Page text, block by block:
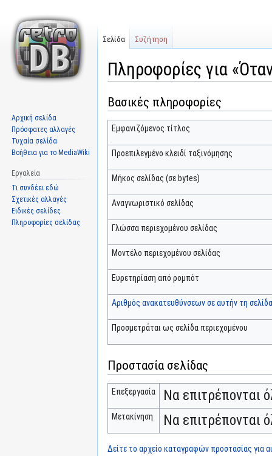
Πληροφορίες για
Μετάβαση
στην
πλοήγηση
Πήδηση
στην
αναζήτηση
Βασικές πληροφορίες
Εμφανιζόμενος τίτλος
Προεπιλεγμένο κλειδί ταξινόμησης
Μήκος σελίδας (σε bytes)
Αναγνωριστικό σελίδας
Γλώσσα περιεχομένου σελίδας
Μοντέλο περιεχομένου σελίδας
Ευρετηρίαση από ρομπότ
Αριθμός ανακατευθύνσεων σε αυτήν τη σελίδα
Προσμετράται ως σελίδα περιεχομένου
Προστασία σελίδας
Επεξεργασία Να επιτρέπονται
Μετακίνηση Να επιτρέπονται
Δείτε το αρχείο καταγραφών προστασίας για
Σελίδα Συζήτηση
Αρχική σελίδα
Πρόσφατες αλλαγές
Τυχαία σελίδα
Βοήθεια για το MediaWiki
Εργαλεία
Τι συνδέει εδώ
Σχετικές αλλαγές
Ειδικές σελίδες
Πληροφορίες σελίδας